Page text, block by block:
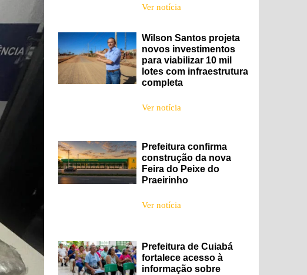
Ver notícia
Wilson Santos projeta
novos investimentos
para viabilizar 10 mil
lotes com infraestrutura
completa
Ver notícia
Prefeitura confirma
construção da nova
Feira do Peixe do
Praeirinho
Ver notícia
Prefeitura de Cuiabá
fortalece acesso à
informação sobre